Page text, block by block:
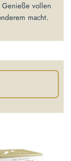
Genieße vollen
macht.